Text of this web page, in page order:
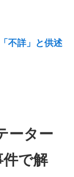
不詳」と供述
ーター
件で解